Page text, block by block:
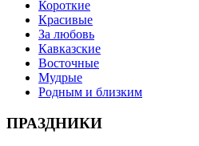
Короткие
Красивые
За любовь
Кавказские
Восточные
Мудрые
Родным и близким
ПРАЗДНИКИ